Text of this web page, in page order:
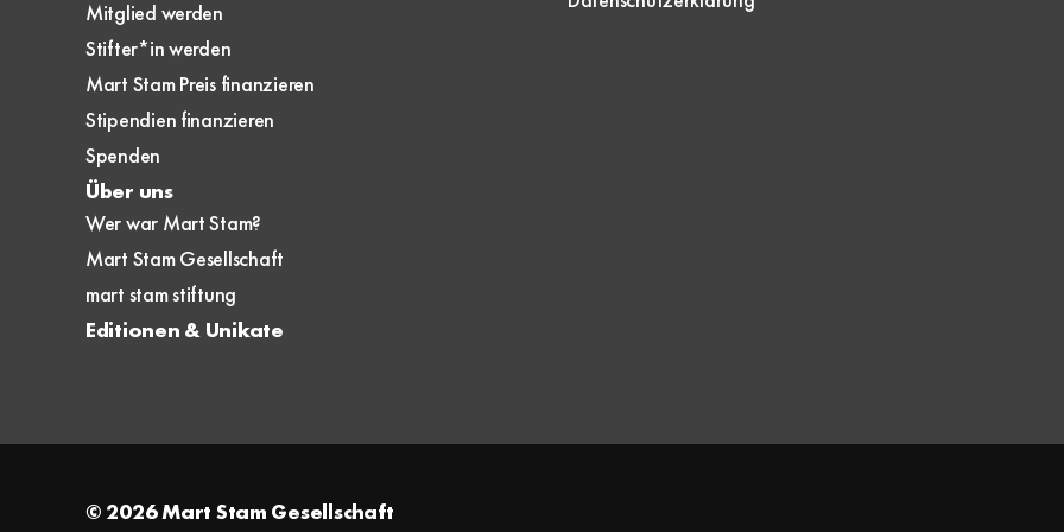
Mitglied werden
Stifter*in werden
Mart Stam Preis finanzieren
Stipendien finanzieren
Spenden
Über uns
Wer war Mart Stam?
Mart Stam Gesellschaft
mart stam stiftung
Editionen & Unikate
© 2026Mart Stam Gesellschaft